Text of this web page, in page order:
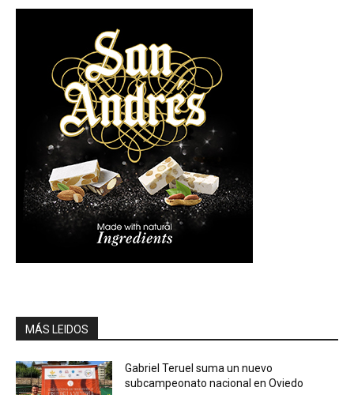
MÁS LEIDOS
Gabriel Teruel suma un nuevo
subcampeonato nacional en Oviedo